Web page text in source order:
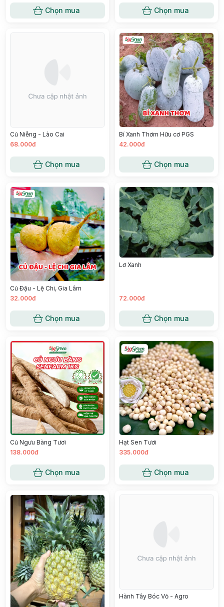
Chọn mua Chọn mua
Củ Niễng - Lào Cai
68.000đ
Chọn mua
Bí Xanh Thơm Hữu cơ PGS
42.000đ
Chọn mua
Củ Đậu - Lệ Chi, Gia Lâm
32.000đ
Chọn mua
Lơ Xanh
72.000đ
Chọn mua
Củ Ngưu Bàng Tươi
138.000đ
Chọn mua
Hạt Sen Tươi
335.000đ
Chọn mua
Hành Tây Bóc Vỏ - Agro